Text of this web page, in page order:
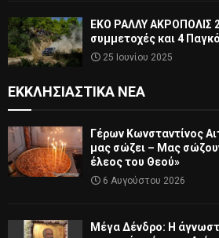
ΕΚΟ ΡΑΛΛΥ ΑΚΡΟΠΟΛΙΣ
συμμετοχές και 4
25 Ιουνίου 2025
ΕΚΚΛΗΣΙΑΣΤΙΚΆ ΝΈΑ
Γέρων Κωνσταντίνος
μας σώζει – Μας
έλεος του Θεού»
6 Αυγούστου 2026
Μέγα Δένδρο: Η